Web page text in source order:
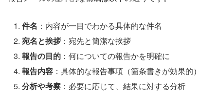
件名 ：内容が一目でわかる具体的な件名
宛名と挨拶：宛先と簡潔な挨拶
報告の目的 ：何についての報告かを明確に
報告内容 ：具体的な報告事項（箇条書きが効果的）
分析や考察 ：必要に応じて、結果に対する分析